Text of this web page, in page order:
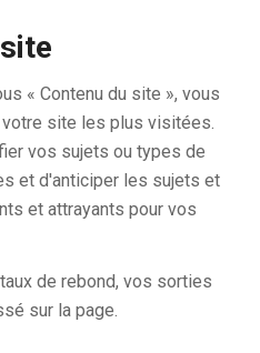
« Contenu du site », vous
site les plus visitées.
vos sujets ou types de
et d'anticiper les sujets et
et attrayants pour vos
de rebond, vos sorties
sur la page.